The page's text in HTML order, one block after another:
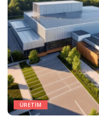
ÜRETIM